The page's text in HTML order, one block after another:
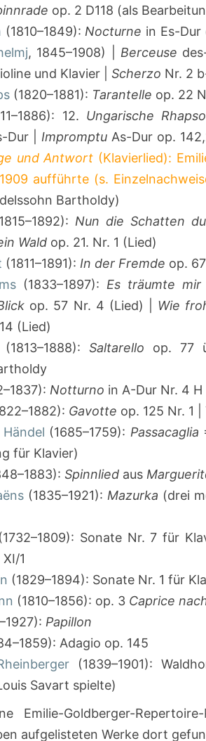
op. 2 D118 (als
(1810–1849): Nocturne in Es-Dur
, 1845–1908) | Berceuse
und Klavier | Scherzo Nr. 2
(1820–1881): Tarantelle op. 22
12. Ungarische
Dur | Impromptu As-Dur op.
und Antwort (Klavierlied):
aufführte (s.
Bartholdy)
Nun die Schatten
Wald op. 21. Nr. 1 (Lied)
(1811–1891): In der Fremde op.
(1833–1897): Es träumte mir
op. 57 Nr. 4 (Lied) | Wie
(Lied)
Saltarello op. 77
Notturno in A-Dur Nr. 4 H
Gavotte op. 125 Nr. 1
(1685–1759): Passacaglia
für Klavier)
Spinnlied aus
(1835–1921): Mazurka (drei
(1732–1809): Sonate Nr. 7 für
1
(1829–1894): Sonate Nr. 1 für
(1810–1856): op. 3 Caprice
Papillon
Adagio op. 145
(1839–1901):
Savart spielte)
Emilie-Goldberger-
aufgelisteten Werke dort